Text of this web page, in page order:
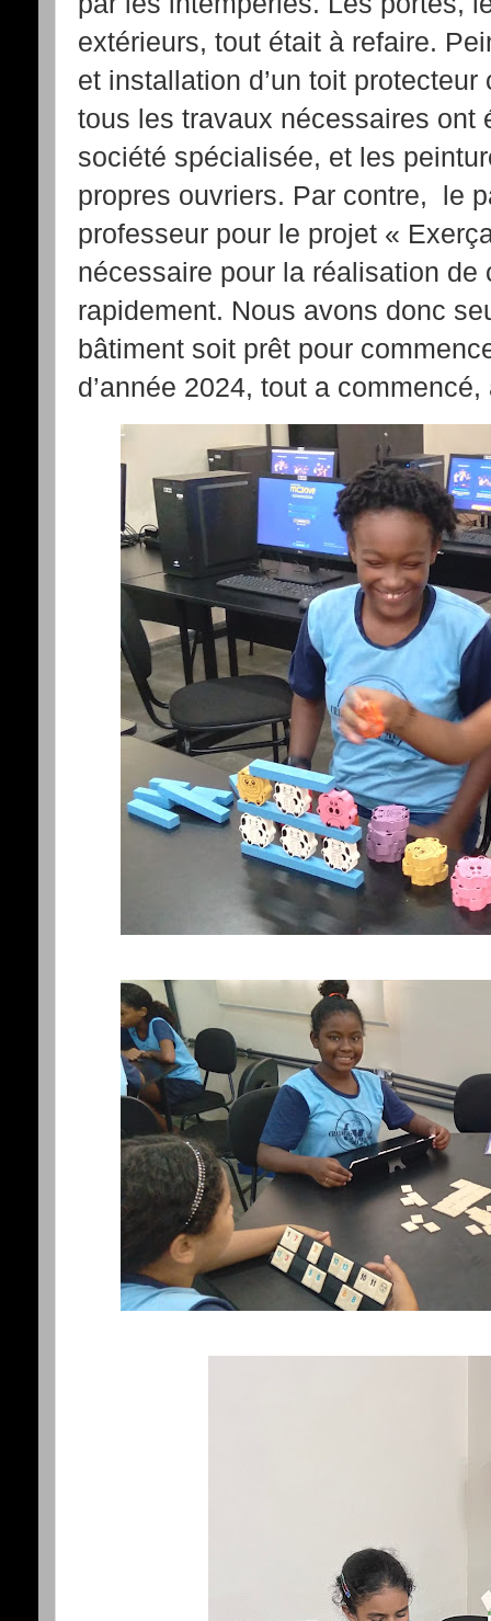
extérieurs, tout était à refaire.
et installation d’un toit
tous les travaux nécessaires ont
société spécialisée, et les
propres ouvriers. Par contre, le
professeur pour le projet «
nécessaire pour la réalisation
rapidement. Nous avons donc
bâtiment soit prêt pour
d’année 2024, tout a